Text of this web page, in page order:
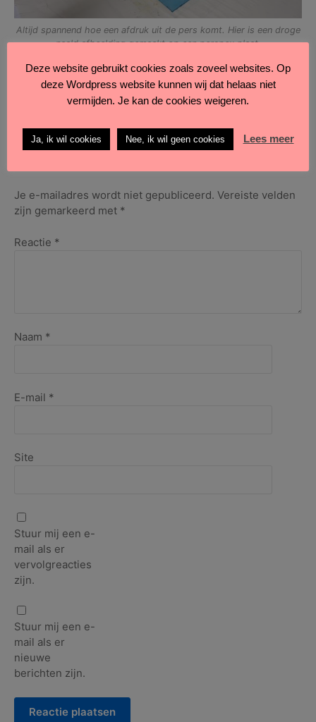
Altijd spannend hoe een afdruk uit de pers komt. Hier is een droge
naald afbeelding gemaakt op een perspex plaat.
Ontmoeten • Geen reactiesop
het
Je e-mailadres wordt niet gepubliceerd. Vereiste velden
zijn gemarkeerd met *
Reactie *
Naam *
E-mail *
Site
Stuur mij een e-
mail als er
vervolgreacties
zijn.
Stuur mij een e-
mail als er
nieuwe
berichten zijn.
Deze website gebruikt cookies zoals zoveel websites. Op
deze Wordpress website kunnen wij dat helaas niet
vermijden. Je kan de cookies weigeren.
Ja, ik wil cookies Nee, ik wil geen cookies Lees meer